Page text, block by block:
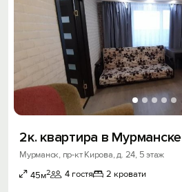
2к. квартира в Мурманске
Мурманск, пр-кт Кирова, д. 24, 5 этаж
45м2 4 гостя 2 кровати